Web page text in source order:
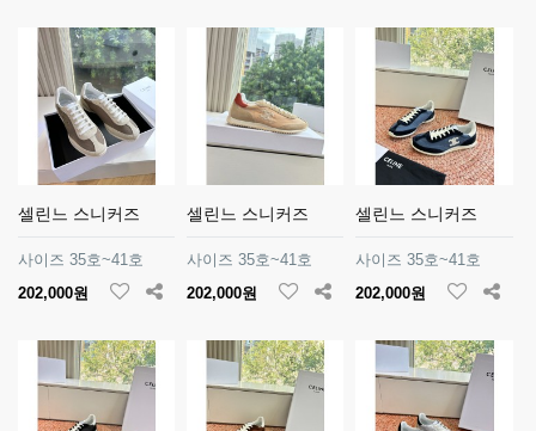
셀린느 스니커즈
사이즈 35호~41호
202,000원
셀린느 스니커즈
사이즈 35호~41호
202,000원
셀린느 스니커즈
사이즈 35호~41호
202,000원